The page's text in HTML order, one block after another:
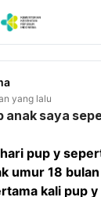
yang lalu
anak saya
pup y
umur 18
kali pup